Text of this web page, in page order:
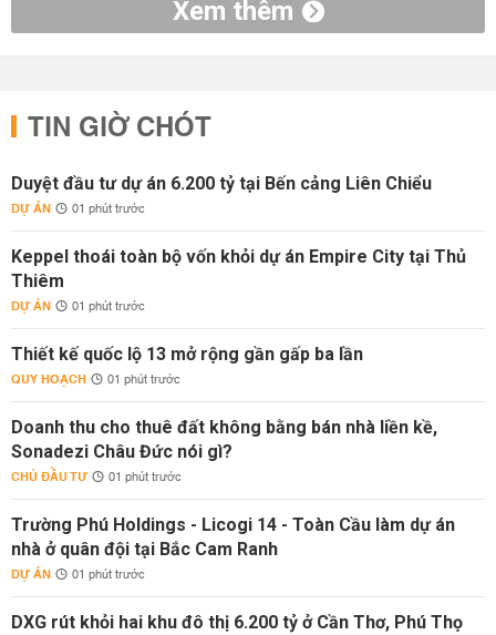
Xem thêm
TIN GIỜ CHÓT
Duyệt đầu tư dự án 6.200 tỷ tại Bến cảng Liên Chiểu
DỰ ÁN 01 phút trước
Keppel thoái toàn bộ vốn khỏi dự án Empire City tại Thủ
Thiêm
DỰ ÁN 01 phút trước
Thiết kế quốc lộ 13 mở rộng gần gấp ba lần
QUY HOẠCH 01 phút trước
Doanh thu cho thuê đất không bằng bán nhà liền kề,
Sonadezi Châu Đức nói gì?
CHỦ ĐẦU TƯ 01 phút trước
Trường Phú Holdings - Licogi 14 - Toàn Cầu làm dự án
nhà ở quân đội tại Bắc Cam Ranh
DỰ ÁN 01 phút trước
DXG rút khỏi hai khu đô thị 6.200 tỷ ở Cần Thơ, Phú Thọ